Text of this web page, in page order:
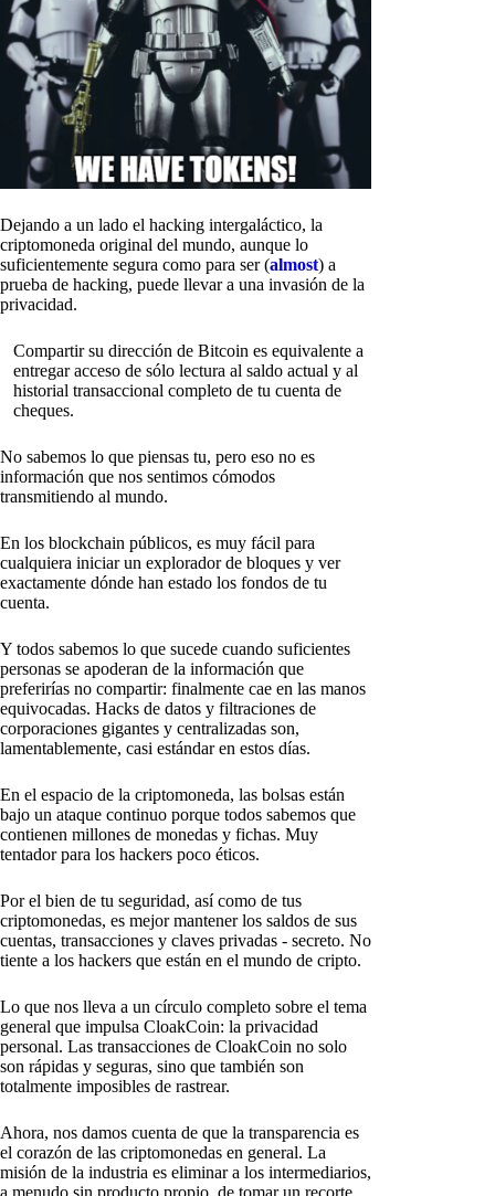
Dejando a un lado el hacking intergaláctico, la
criptomoneda original del mundo, aunque lo
suficientemente segura como para ser (almost) a
prueba de hacking, puede llevar a una invasión de la
privacidad.
Compartir su dirección de Bitcoin es equivalente a
entregar acceso de sólo lectura al saldo actual y al
historial transaccional completo de tu cuenta de
cheques.
No sabemos lo que piensas tu, pero eso no es
información que nos sentimos cómodos
transmitiendo al mundo.
En los blockchain públicos, es muy fácil para
cualquiera iniciar un explorador de bloques y ver
exactamente dónde han estado los fondos de tu
cuenta.
Y todos sabemos lo que sucede cuando suficientes
personas se apoderan de la información que
preferirías no compartir: finalmente cae en las manos
equivocadas. Hacks de datos y filtraciones de
corporaciones gigantes y centralizadas son,
lamentablemente, casi estándar en estos días.
En el espacio de la criptomoneda, las bolsas están
bajo un ataque continuo porque todos sabemos que
contienen millones de monedas y fichas. Muy
tentador para los hackers poco éticos.
Por el bien de tu seguridad, así como de tus
criptomonedas, es mejor mantener los saldos de sus
cuentas, transacciones y claves privadas - secreto. No
tiente a los hackers que están en el mundo de cripto.
Lo que nos lleva a un círculo completo sobre el tema
general que impulsa CloakCoin: la privacidad
personal. Las transacciones de CloakCoin no solo
son rápidas y seguras, sino que también son
totalmente imposibles de rastrear.
Ahora, nos damos cuenta de que la transparencia es
el corazón de las criptomonedas en general. La
misión de la industria es eliminar a los intermediarios,
a menudo sin producto propio, de tomar un recorte